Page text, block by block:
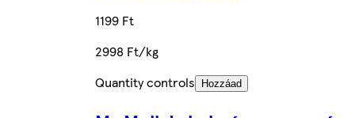
1199 Ft
2998 Ft/kg
Quantity controls
Hozzáad